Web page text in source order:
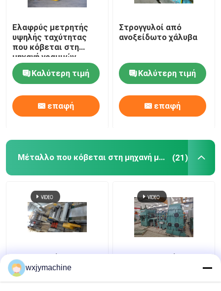
Ελαφρύς μετρητής
υψηλής ταχύτητας
που κόβεται στη
μηχανή γραμμών
μήκους για το φύλλο
χάλυβα 25pcs Χ 2m
Καλύτερη τιμή
επαφή
Στρογγυλοί από
ανοξείδωτο χάλυβα
Καλύτερη τιμή
επαφή
Μέταλλο που κόβεται στη μηχανή μήκους (21)
μέταλλο μήκους
500mm 3000mm που
κόβεται στη μηχανή
wxjymachine